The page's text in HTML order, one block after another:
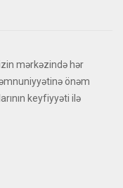
mərkəzində hər
önəm
keyfiyyəti ilə